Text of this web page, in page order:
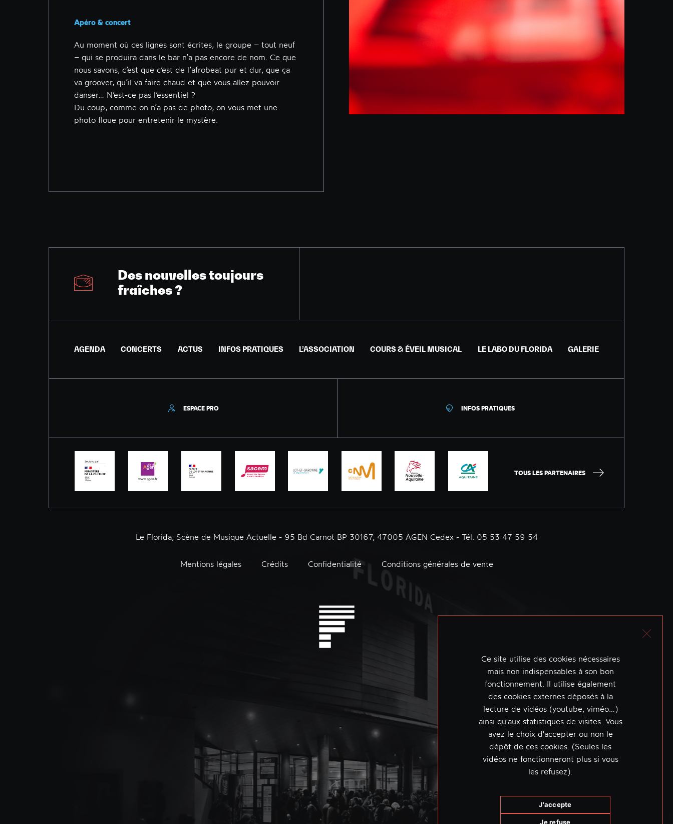
Apéro & concert
Au moment où ces lignes sont écrites, le groupe – tout neuf
– qui se produira dans le bar n’a pas encore de nom. Ce que
nous savons, c’est que c’est de l’afrobeat pur et dur, que ça
va groover, qu’il va faire chaud et que vous allez pouvoir
danser… N’est-ce pas l’essentiel ?
Du coup, comme on n’a pas de photo, on vous met une
photo floue pour entretenir le mystère.
Des nouvelles toujours
fraîches ?
AGENDA CONCERTS ACTUS INFOS PRATIQUES L’ASSOCIATION COURS & ÉVEIL MUSICAL LE LABO DU FLORIDA GALERIE
ESPACE PRO INFOS PRATIQUES
TOUS LES PARTENAIRES
Le Florida, Scène de Musique Actuelle - 95 Bd Carnot BP 30167, 47005 AGEN Cedex - Tél. 05 53 47 59 54
Mentions légales Crédits Confidentialité Conditions générales de vente
Ce site utilise des cookies nécessaires
mais non indispensables à son bon
fonctionnement. Il utilise également
des cookies externes déposés à la
lecture de vidéos (youtube, viméo…)
ainsi qu'aux statistiques de visites. Vous
avez le choix d'accepter ou non le
dépôt de ces cookies. (Seules les
vidéos ne fonctionneront plus si vous
les refusez).
J'accepte
Je refuse